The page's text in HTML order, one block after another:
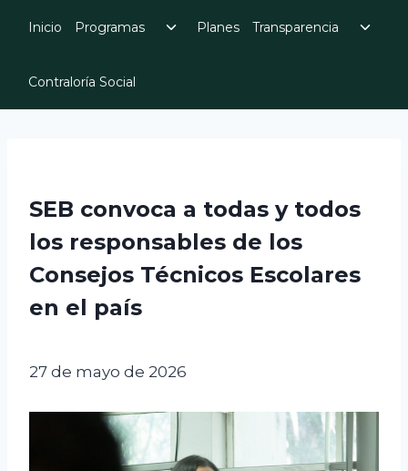
Inicio Programas
Toggle
childPlanes Transparencia
Contraloría Social
SEB convoca a todas y todos
los responsables de los
Consejos Técnicos Escolares
en el país
27 de mayo de 2026